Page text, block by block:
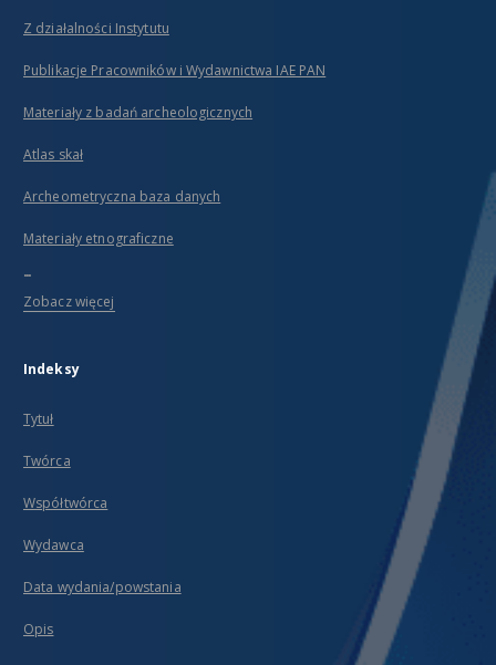
Z działalności Instytutu
Publikacje Pracowników i Wydawnictwa IAE PAN
Materiały z badań archeologicznych
Atlas skał
Archeometryczna baza danych
Materiały etnograficzne
...
Zobacz więcej
Indeksy
Tytuł
Twórca
Współtwórca
Wydawca
Data wydania/powstania
Opis